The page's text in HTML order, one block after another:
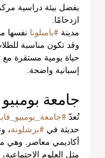
يفضل بيئة دراسية
ازدحامًا.
مدينة #بامبلونا نفسها
وقد تكون مناسبة
حياة يومية مستقرة مع
إسبانية واضحة.
جامعة بومبيو
تُعدّ
حديثة في #برشلونة،
أكاديمي معاصر. وهي
مثل العلوم الاجتماعية،